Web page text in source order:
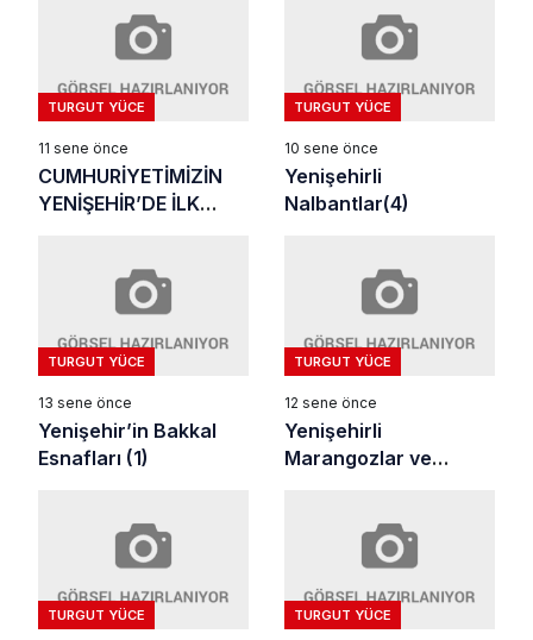
TURGUT YÜCE
11 sene önce
CUMHURİYETİMİZİN
YENİŞEHİR’DE İLK
TURGUT YÜCE
10 sene önce
Yenişehirli
Nalbantlar(4)
TURGUT YÜCE
13 sene önce
Yenişehir’in Bakkal
Esnafları (1)
TURGUT YÜCE
12 sene önce
Yenişehirli
Marangozlar ve
TURGUT YÜCE TURGUT YÜCE